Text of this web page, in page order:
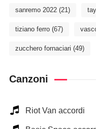
sanremo 2022(21)
tiziano ferro(67)
zucchero fornaciari (49)
Canzoni
Riot Van accordi